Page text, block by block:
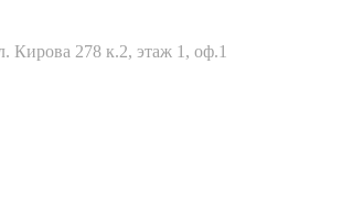
Кирова 278 к.2, этаж 1, оф.1